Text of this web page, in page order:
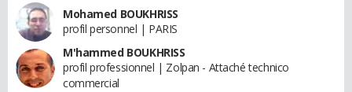
Mohamed BOUKHRISS
profil personnel | PARIS
M'hammed BOUKHRISS
profil professionnel | Zolpan - Attaché technico
commercial